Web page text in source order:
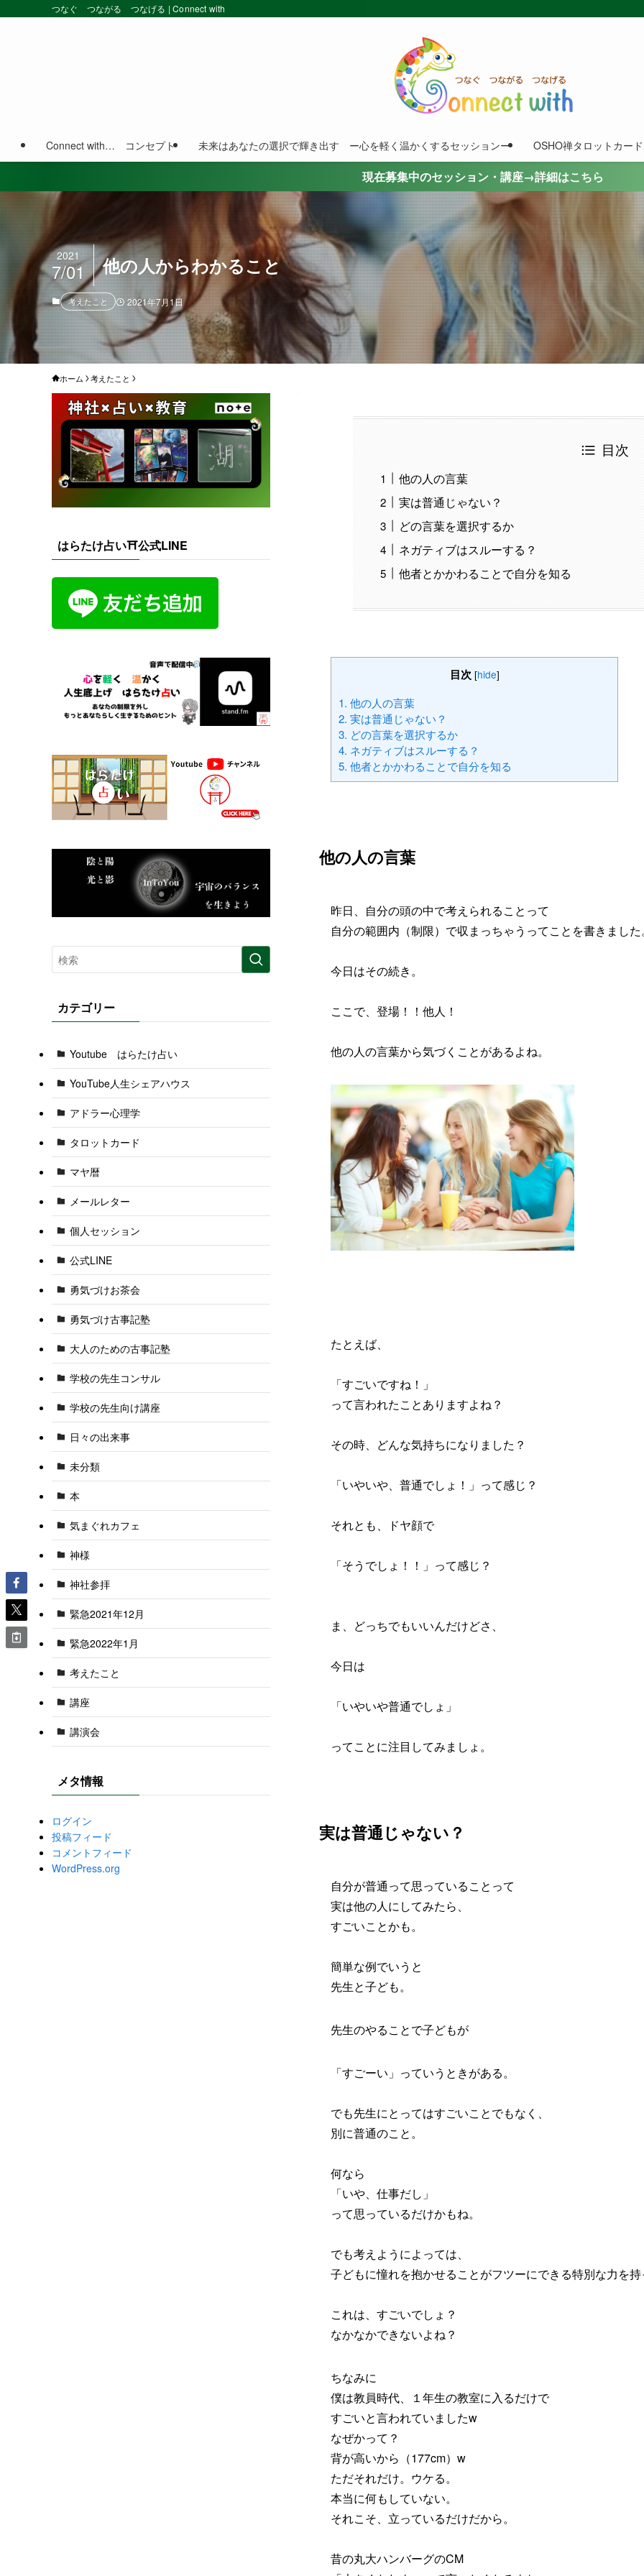
つなぐ つながる つなげる | Connect with
Connect with… コンセプト 未来はあなたの選択で輝き出す ー心を軽く温かくするセッションー OSHO禅タロットカー
現在募集中のセッション・講座→詳細はこちら
他の人からわかること
2021
7/01
考えたこと 2021年7月1日
ホーム 考えたこと
目次
他の人の言葉
実は普通じゃない？
どの言葉を選択するか
ネガティブはスルーする？
他者とかかわることで自分を知る
目次 [hide]
1. 他の人の言葉
2. 実は普通じゃない？
3. どの言葉を選択するか
4. ネガティブはスルーする？
5. 他者とかかわることで自分を知る
他の人の言葉
昨日、自分の頭の中で考えられることって
自分の範囲内（制限）で収まっちゃうってことを書きまし
今日はその続き。
ここで、登場！！他人！
他の人の言葉から気づくことがあるよね。
たとえば、
「すごいですね！」
って言われたことありますよね？
その時、どんな気持ちになりました？
「いやいや、普通でしょ！」って感じ？
それとも、ドヤ顔で
「そうでしょ！！」って感じ？
ま、どっちでもいいんだけどさ、
今日は
「いやいや普通でしょ」
ってことに注目してみましょ。
実は普通じゃない？
自分が普通って思っていることって
実は他の人にしてみたら、
すごいことかも。
簡単な例でいうと
先生と子ども。
先生のやることで子どもが
「すごーい」っていうときがある。
でも先生にとってはすごいことでもなく、
別に普通のこと。
何なら
「いや、仕事だし」
って思っているだけかもね。
でも考えようによっては、
子どもに憧れを抱かせることがフツーにできる特別な力を
これは、すごいでしょ？
なかなかできないよね？
ちなみに
僕は教員時代、１年生の教室に入るだけで
すごいと言われていましたw
なぜかって？
背が高いから（177cm）w
ただそれだけ。ウケる。
本当に何もしていない。
それこそ、立っているだけだから。
昔の丸大ハンバーグのCM
はらたけ占い⛩️公式LINE
カテゴリー
Youtube はらたけ占い
YouTube人生シェアハウス
アドラー心理学
タロットカード
マヤ暦
メールレター
個人セッション
公式LINE
勇気づけお茶会
勇気づけ古事記塾
大人のための古事記塾
学校の先生コンサル
学校の先生向け講座
日々の出来事
未分類
本
気まぐれカフェ
神様
神社参拝
緊急2021年12月
緊急2022年1月
考えたこと
講座
講演会
メタ情報
ログイン
投稿フィード
コメントフィード
WordPress.org